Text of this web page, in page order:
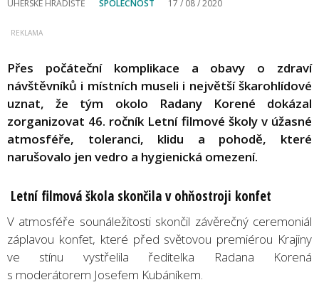
UHERSKÉ HRADIŠTĚ SPOLEČNOST 17 / 08 / 2020
Přes počáteční komplikace a obavy o zdraví
návštěvníků i místních museli i největší škarohlídové
uznat, že tým okolo Radany Korené dokázal
zorganizovat 46. ročník Letní filmové školy v úžasné
atmosféře, toleranci, klidu a pohodě, které
narušovalo jen vedro a hygienická omezení.
Letní filmová škola skončila v ohňostroji konfet
V atmosféře sounáležitosti skončil závěrečný ceremoniál
záplavou konfet, které před světovou premiérou Krajiny
ve stínu vystřelila ředitelka Radana Korená
s moderátorem Josefem Kubáníkem.